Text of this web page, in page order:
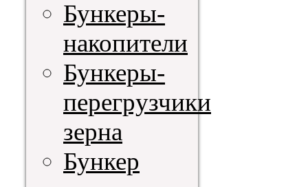
Бункеры-
накопители
Бункеры-
перегрузчики
зерна
Бункер